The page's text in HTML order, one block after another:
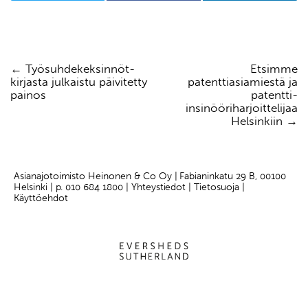
Artikkelien
selaus
Työsuhdekeksinnöt-
kirjasta julkaistu päivitetty
painos
Etsimme
patenttiasiamiestä ja
patentti-
insinööriharjoittelijaa
Helsinkiin
Asianajotoimisto Heinonen & Co Oy | Fabianinkatu 29 B, 00100
Helsinki | p.010 684 1800| Yhteystiedot |Tietosuoja |
Käyttöehdot